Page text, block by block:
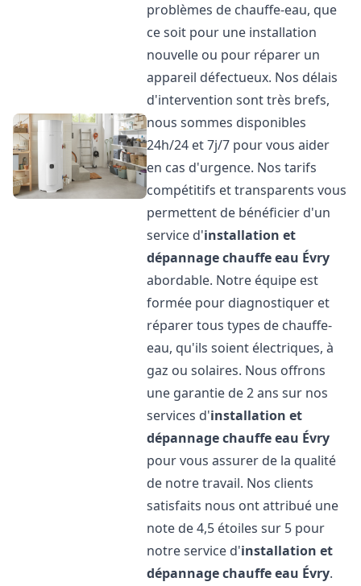
problèmes de chauffe-eau, que
ce soit pour une installation
nouvelle ou pour réparer un
appareil défectueux. Nos délais
d'intervention sont très brefs,
nous sommes disponibles
24h/24 et 7j/7 pour vous aider
en cas d'urgence. Nos tarifs
compétitifs et transparents vous
permettent de bénéficier d'un
service d'installation et
dépannage chauffe eau Évry
abordable. Notre équipe est
formée pour diagnostiquer et
réparer tous types de chauffe-
eau, qu'ils soient électriques, à
gaz ou solaires. Nous offrons
une garantie de 2 ans sur nos
services d'installation et
dépannage chauffe eau Évry
pour vous assurer de la qualité
de notre travail. Nos clients
satisfaits nous ont attribué une
note de 4,5 étoiles sur 5 pour
notre service d'installation et
dépannage chauffe eau Évry.